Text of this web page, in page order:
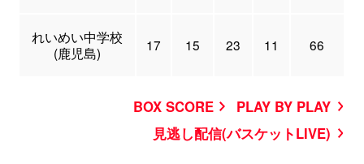
れいめい中学校
(鹿児島)
17 15 23 11 66
BOX SCORE
PLAY BY PLAY
見逃し配信(バスケットLIVE)